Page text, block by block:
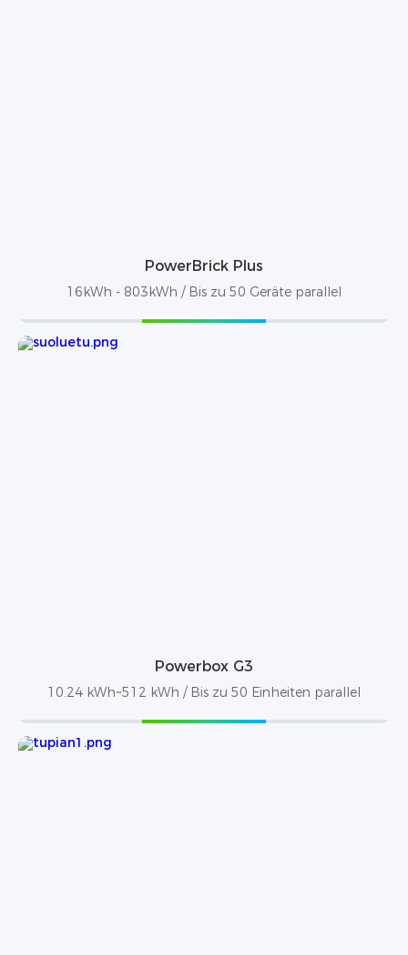
PowerBrick Plus
16kWh - 803kWh / Bis zu 50 Geräte parallel
Powerbox G3
10.24 kWh~512 kWh / Bis zu 50 Einheiten parallel